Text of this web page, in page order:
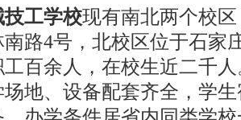
工学校现有南北两个校
路4号，北校区位于石家
百余人，在校生近二千
地、设备配套齐全，学